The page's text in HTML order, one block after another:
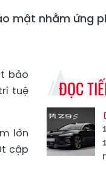
mật nhằm ứng
bảo
tuệ
lớn
cập
ĐỌC